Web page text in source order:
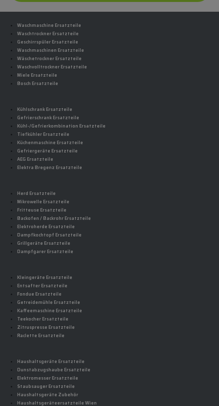
Waschmaschine Ersatzteile
Waschtrockner Ersatzteile
Geschirrspüler Ersatzteile
Waschmaschinen Ersatzteile
Wäschetrockner Ersatzteile
Waschvolltrockner Ersatzteile
Miele Ersatzteile
Bosch Ersatzteile
Kühlschrank Ersatzteile
Gefrierschrank Ersatzteile
Kühl-/Gefrierkombination Ersatzteile
Tiefkühler Ersatzteile
Küchenmaschine Ersatzteile
Gefriergeräte Ersatzteile
AEG Ersatzteile
Elektra Bregenz Ersatzteile
Herd Ersatzteile
Mikrowelle Ersatzteile
Fritteuse Ersatzteile
Backofen / Backrohr Ersatzteile
Elektroherde Ersatzteile
Dampfkochtopf Ersatzteile
Grillgeräte Ersatzteile
Dampfgarer Ersatzteile
Kleingeräte Ersatzteile
Entsafter Ersatzteile
Fondue Ersatzteile
Getreidemühle Ersatzteile
Kaffeemaschine Ersatzteile
Teekocher Ersatzteile
Zitruspresse Ersatzteile
Raclette Ersatzteile
Haushaltsgeräte Ersatzteile
Dunstabzugshaube Ersatzteile
Elektromesser Ersatzteile
Staubsauger Ersatzteile
Haushaltsgeräte Zubehör
Haushaltsgeräteersatzteile Wien